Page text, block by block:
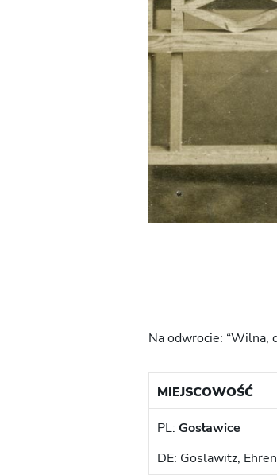
Na odwrocie: “Wilna,
MIEJSCOWOŚĆ
PL: Gosławice
DE: Goslawitz,